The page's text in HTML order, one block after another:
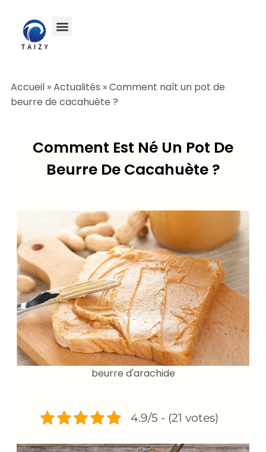
Accueil »Actualités »Comment naît un pot de
beurre de cacahuète ?
Comment Est Né Un Pot De
Beurre De Cacahuète ?
beurre d'arachide
4.9/5 - (21 votes)